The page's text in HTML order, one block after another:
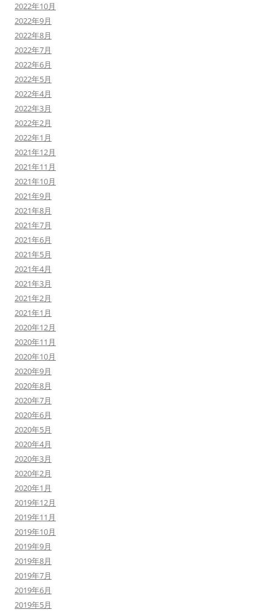
2022年10月
2022年9月
2022年8月
2022年7月
2022年6月
2022年5月
2022年4月
2022年3月
2022年2月
2022年1月
2021年12月
2021年11月
2021年10月
2021年9月
2021年8月
2021年7月
2021年6月
2021年5月
2021年4月
2021年3月
2021年2月
2021年1月
2020年12月
2020年11月
2020年10月
2020年9月
2020年8月
2020年7月
2020年6月
2020年5月
2020年4月
2020年3月
2020年2月
2020年1月
2019年12月
2019年11月
2019年10月
2019年9月
2019年8月
2019年7月
2019年6月
2019年5月